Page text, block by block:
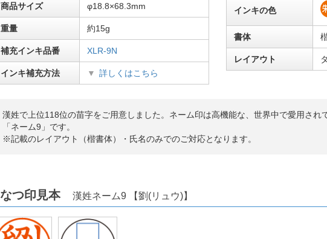
商品サイズ φ18.8×68.3mm
重量 約15g
補充インキ品番 XLR-9N
インキ補充方法 詳しくはこちら
インキの色
書体
レイアウト
漢姓で上位118位の苗字をご用意しました。ネーム印は高機能な、世界中で愛用され
「ネーム9」です。
※記載のレイアウト（楷書体）・氏名のみでのご対応となります。
なつ印見本 漢姓ネーム9 【劉(リュウ)】